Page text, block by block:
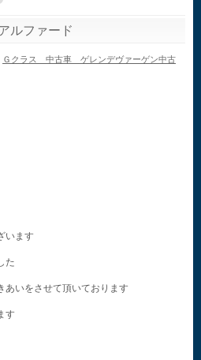
ファード
Ｇクラス 中古車 ゲレンデヴァーゲン中古
います
た
あいをさせて頂いております
す